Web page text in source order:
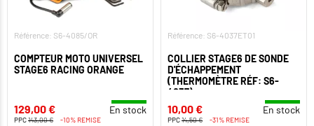
Référence: S6-4085/OR
COMPTEUR MOTO UNIVERSEL
STAGE6 RACING ORANGE
129,00 € En stock
PPC143,00 € -10% REMISE
Référence: S6-4037ET01
COLLIER STAGE6 DE SONDE
D'ÉCHAPPEMENT
(THERMOMÈTRE RÉF: S6-
4037)
10,00 € En stock
PPC14,50 € -31% REMISE